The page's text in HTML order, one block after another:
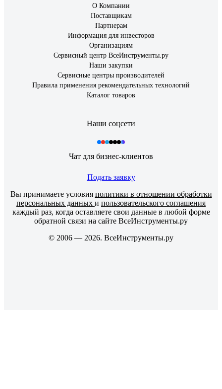
О Компании
Поставщикам
Партнерам
Информация для инвесторов
Организациям
Сервисный центр ВсеИнструменты.ру
Наши закупки
Сервисные центры производителей
Правила применения рекомендательных технологий
Каталог товаров
Наши соцсети
Чат для бизнес-клиентов
Подать заявку
Вы принимаете условия политики в отношении обработки
персональных данных и пользовательского соглашения
каждый раз, когда оставляете свои данные в любой форме
обратной связи на сайте ВсеИнструменты.ру
© 2006 — 2026. ВсеИнструменты.ру